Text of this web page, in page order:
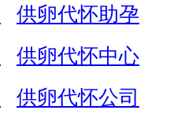
供卵代怀助孕
供卵代怀中心
供卵代怀公司